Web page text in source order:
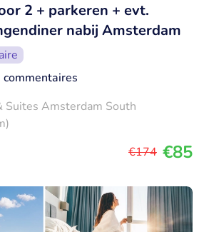
2 + parkeren + evt.
nabij Amsterdam
commentaires
Suites Amsterdam South
€174 €85